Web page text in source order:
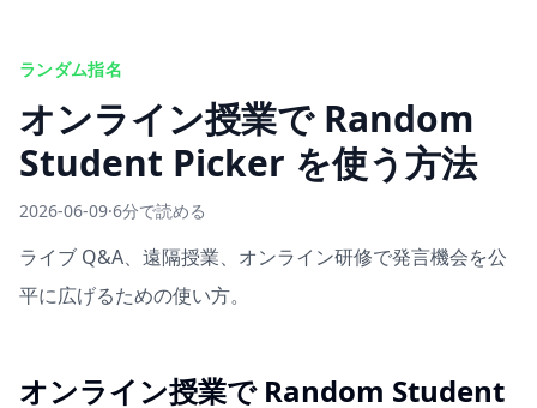
ランダム指名
オンライン授業で Random
Student Picker を使う方法
2026-06-09·6分で読める
ライブ Q&A、遠隔授業、オンライン研修で発言機会を公
平に広げるための使い方。
オンライン授業で Random Student